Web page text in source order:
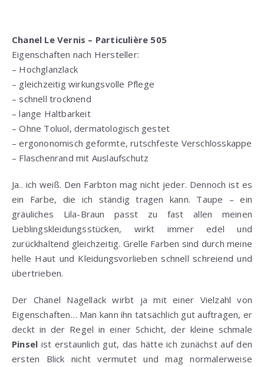
Chanel Le Vernis – Particulière 505
Eigenschaften nach Hersteller:
– Hochglanzlack
– gleichzeitig wirkungsvolle Pflege
– schnell trocknend
– lange Haltbarkeit
– Ohne Toluol, dermatologisch gestet
– ergononomisch geformte, rutschfeste Verschlosskappe
– Flaschenrand mit Auslaufschutz
Ja.. ich weiß. Den Farbton mag nicht jeder. Dennoch ist es
ein Farbe, die ich ständig tragen kann. Taupe – ein
gräuliches Lila-Braun passt zu fast allen meinen
Lieblingskleidungsstücken, wirkt immer edel und
zurückhaltend gleichzeitig. Grelle Farben sind durch meine
helle Haut und Kleidungsvorlieben schnell schreiend und
übertrieben.
Der Chanel Nagellack wirbt ja mit einer Vielzahl von
Eigenschaften… Man kann ihn tatsächlich gut auftragen, er
deckt in der Regel in einer Schicht, der kleine schmale
Pinsel ist erstaunlich gut, das hätte ich zunächst auf den
ersten Blick nicht vermutet und mag normalerweise